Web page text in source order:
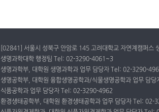
[02841] 서울시 성북구 안암로 145 고려대학교 자연계캠퍼스
생명과학대학 행정팀 Tel: 02-3290-4061~3
생명과학부, 대학원 생명과학과 업무 담당자 Tel: 02-3290-
생명공학부, 대학원 융합생명공학과/식물생명공학과 업무
식품공학과 업무 담당자 Tel: 02-3290-4962
환경생태공학부, 대학원 환경생태공학과 업무 담당자 Tel: